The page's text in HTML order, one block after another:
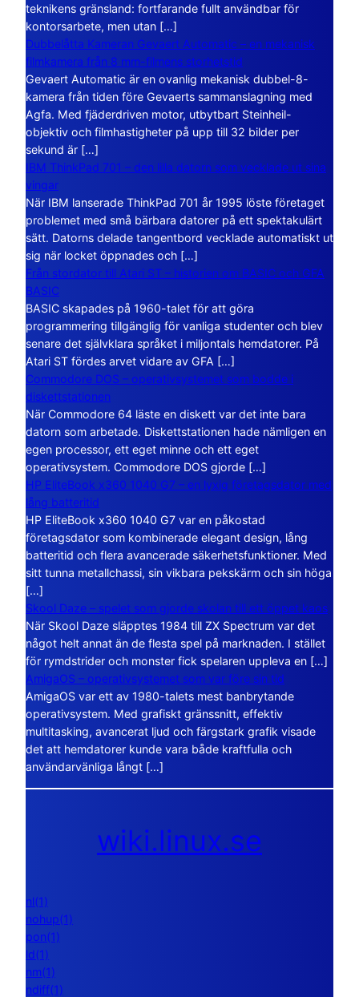
teknikens gränsland: fortfarande fullt användbar för
kontorsarbete, men utan […]
Dubbelåtta Kameran Gevaert Automatic – en mekanisk
filmkamera från 8 mm-filmens storhetstid
Gevaert Automatic är en ovanlig mekanisk dubbel-8-
kamera från tiden före Gevaerts sammanslagning med
Agfa. Med fjäderdriven motor, utbytbart Steinheil-
objektiv och filmhastigheter på upp till 32 bilder per
sekund är […]
IBM ThinkPad 701 – den lilla datorn som vecklade ut sina
vingar
När IBM lanserade ThinkPad 701 år 1995 löste företaget
problemet med små bärbara datorer på ett spektakulärt
sätt. Datorns delade tangentbord vecklade automatiskt ut
sig när locket öppnades och […]
Från stordator till Atari ST – historien om BASIC och GFA
BASIC
BASIC skapades på 1960-talet för att göra
programmering tillgänglig för vanliga studenter och blev
senare det självklara språket i miljontals hemdatorer. På
Atari ST fördes arvet vidare av GFA […]
Commodore DOS – operativsystemet som bodde i
diskettstationen
När Commodore 64 läste en diskett var det inte bara
datorn som arbetade. Diskettstationen hade nämligen en
egen processor, ett eget minne och ett eget
operativsystem. Commodore DOS gjorde […]
HP EliteBook x360 1040 G7 – en lyxig företagsdator med
lång batteritid
HP EliteBook x360 1040 G7 var en påkostad
företagsdator som kombinerade elegant design, lång
batteritid och flera avancerade säkerhetsfunktioner. Med
sitt tunna metallchassi, sin vikbara pekskärm och sin höga
[…]
Skool Daze – spelet som gjorde skolan till ett öppet kaos
När Skool Daze släpptes 1984 till ZX Spectrum var det
något helt annat än de flesta spel på marknaden. I stället
för rymdstrider och monster fick spelaren uppleva en […]
AmigaOS – operativsystemet som var före sin tid
AmigaOS var ett av 1980-talets mest banbrytande
operativsystem. Med grafiskt gränssnitt, effektiv
multitasking, avancerat ljud och färgstark grafik visade
det att hemdatorer kunde vara både kraftfulla och
användarvänliga långt […]
wiki.linux.se
nl(1)
nohup(1)
pon(1)
ld(1)
nm(1)
ndiff(1)